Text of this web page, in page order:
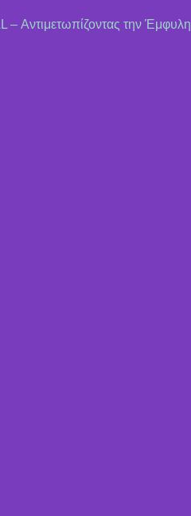
– Αντιμετωπίζοντας την Έμφυλη